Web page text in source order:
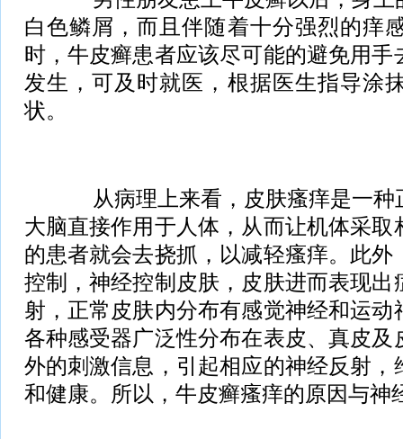
白色鳞屑，而且伴随着十分强烈的痒
时，牛皮癣患者应该尽可能的避免用
发生，可及时就医，根据医生指导涂
状。
从病理上来看，皮肤瘙痒是一种
大脑直接作用于人体，从而让机体采
的患者就会去挠抓，以减轻瘙痒。此
控制，神经控制皮肤，皮肤进而表现
射，正常皮肤内分布有感觉神经和运
各种感受器广泛性分布在表皮、真皮
外的刺激信息，引起相应的神经反射
和健康。所以，牛皮癣瘙痒的原因与神